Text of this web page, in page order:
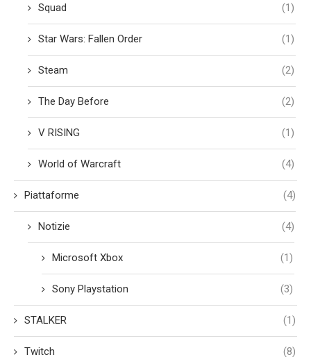
Squad (1)
Star Wars: Fallen Order (1)
Steam (2)
The Day Before (2)
V RISING (1)
World of Warcraft (4)
Piattaforme (4)
Notizie (4)
Microsoft Xbox (1)
Sony Playstation (3)
STALKER (1)
Twitch (8)